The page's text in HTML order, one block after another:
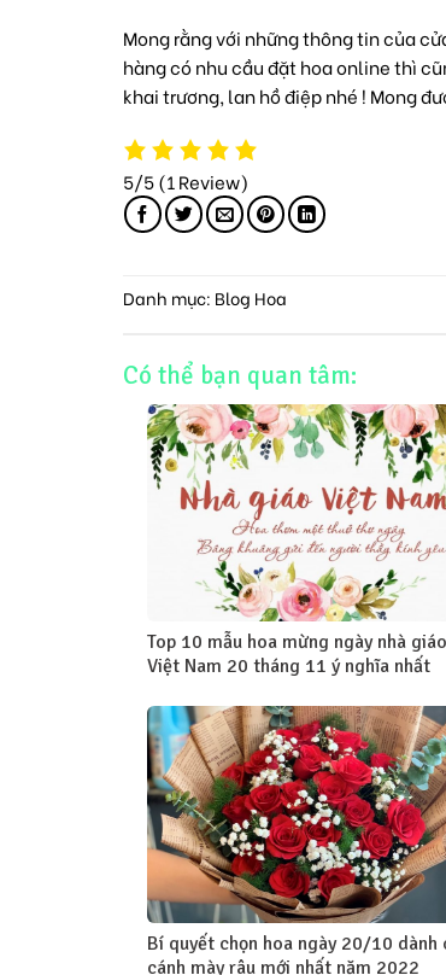
Mong rằng với những thông tin của
hàng có nhu cầuđặt hoa onlinethì
khai trương, lan hồ điệpnhé ! Mong
5/5(1 Review)
Danh mục: Blog Hoa
Có thể bạn quan tâm:
Top 10 mẫu hoa mừng ngày nhà giáo
Việt Nam 20 tháng 11 ý nghĩa nhất
Bí quyết chọn hoa ngày 20/10 dành
cánh mày râu mới nhất năm 2022